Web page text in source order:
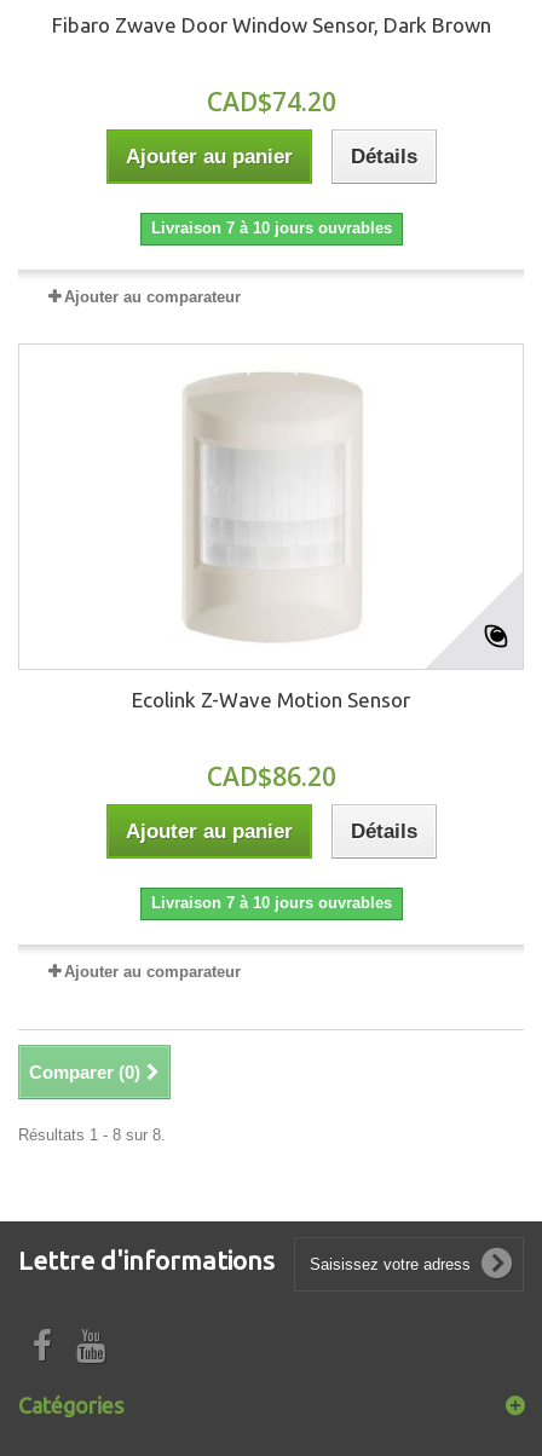
Fibaro Zwave Door Window Sensor, Dark Brown
CAD$74.20
Ajouter au panier Détails
Livraison 7 à 10 jours ouvrables
Ajouter au comparateur
Ecolink Z-Wave Motion Sensor
CAD$86.20
Ajouter au panier Détails
Livraison 7 à 10 jours ouvrables
Ajouter au comparateur
Comparer (0)
Résultats 1 - 8 sur 8.
Lettre d'informations
Catégories